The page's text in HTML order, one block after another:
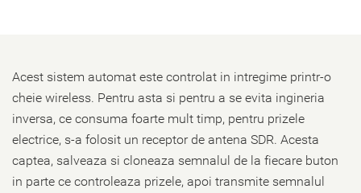
Acest sistem automat este controlat in intregime printr-o
cheie wireless. Pentru asta si pentru a se evita ingineria
inversa, ce consuma foarte mult timp, pentru prizele
electrice, s-a folosit un receptor de antena SDR. Acesta
captea, salveaza si cloneaza semnalul de la fiecare buton
in parte ce controleaza prizele, apoi transmite semnalul